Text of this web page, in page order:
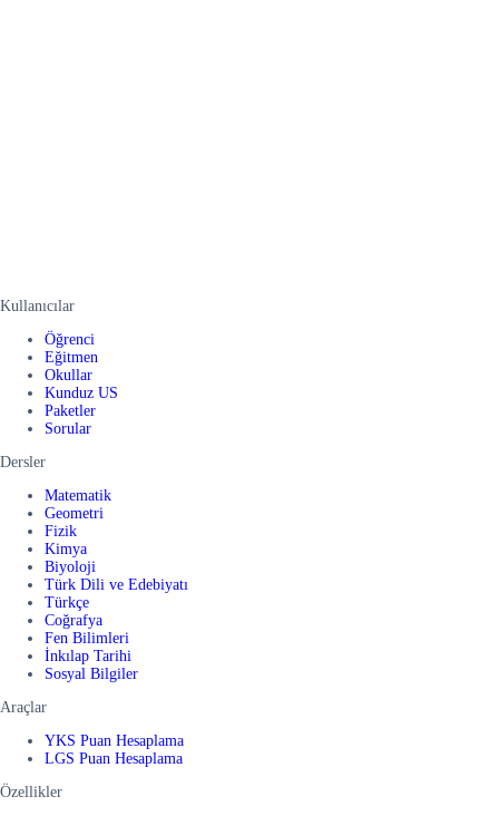
Kullanıcılar
Öğrenci
Eğitmen
Okullar
Kunduz US
Paketler
Sorular
Dersler
Matematik
Geometri
Fizik
Kimya
Biyoloji
Türk Dili ve Edebiyatı
Türkçe
Coğrafya
Fen Bilimleri
İnkılap Tarihi
Sosyal Bilgiler
Araçlar
YKS Puan Hesaplama
LGS Puan Hesaplama
Özellikler